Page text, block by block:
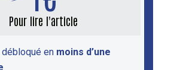
Pour lire l'article
en moins d’une